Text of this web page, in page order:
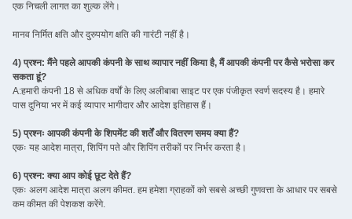
एक निचली लागत का शुल्क लेंगे।
मानव निर्मित क्षति और दुरुपयोग क्षति की गारंटी नहीं है।
4) प्रश्न: मैंने पहले आपकी कंपनी के साथ व्यापार नहीं किया है, मैं आपकी कंपनी पर कैसे भरोसा कर
सकता हूं?
A:हमारी कंपनी 18 से अधिक वर्षों के लिए अलीबाबा साइट पर एक पंजीकृत स्वर्ण सदस्य है। हमारे
पास दुनिया भर में कई व्यापार भागीदार और आदेश इतिहास हैं।
5) प्रश्नः आपकी कंपनी के शिपमेंट की शर्तें और वितरण समय क्या हैं?
एकः यह आदेश मात्रा, शिपिंग पते और शिपिंग तरीकों पर निर्भर करता है।
6) प्रश्न: क्या आप कोई छूट देते हैं?
एकः अलग आदेश मात्रा अलग कीमत. हम हमेशा ग्राहकों को सबसे अच्छी गुणवत्ता के आधार पर सबसे
कम कीमत की पेशकश करेंगे.